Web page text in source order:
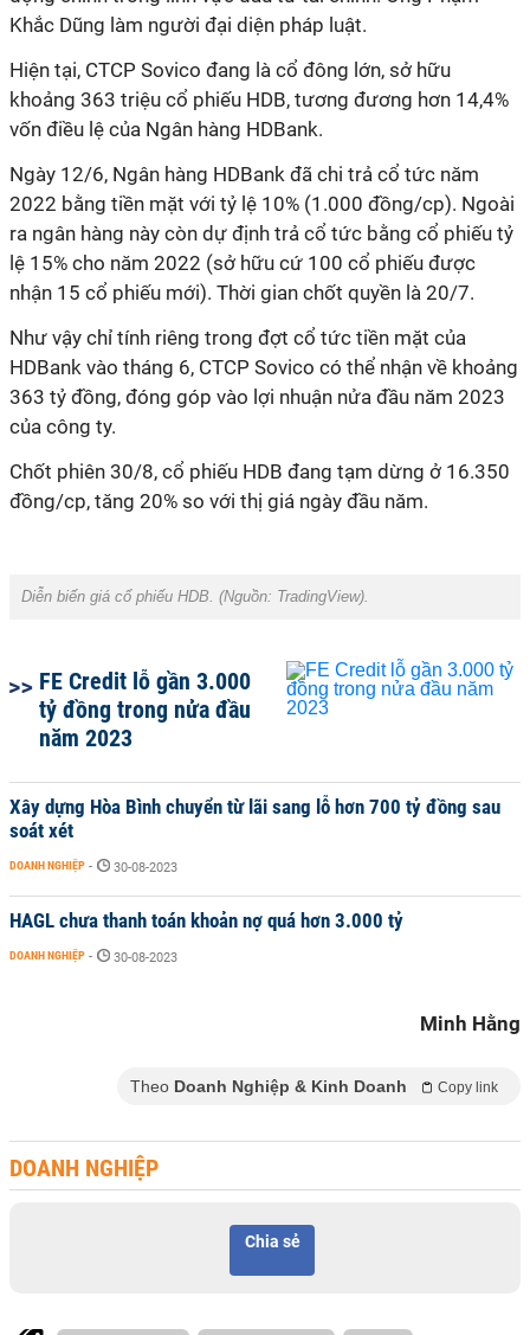
Khắc Dũng làm người đại diện pháp luật.
Hiện tại, CTCP Sovico đang là cổ đông lớn, sở hữu
khoảng 363 triệu cổ phiếu HDB, tương đương hơn 14,4%
vốn điều lệ của Ngân hàng HDBank.
Ngày 12/6, Ngân hàng HDBank đã chi trả cổ tức năm
2022 bằng tiền mặt với tỷ lệ 10% (1.000 đồng/cp). Ngoài
ra ngân hàng này còn dự định trả cổ tức bằng cổ phiếu tỷ
lệ 15% cho năm 2022 (sở hữu cứ 100 cổ phiếu được
nhận 15 cổ phiếu mới). Thời gian chốt quyền là 20/7.
Như vậy chỉ tính riêng trong đợt cổ tức tiền mặt của
HDBank vào tháng 6, CTCP Sovico có thể nhận về khoảng
363 tỷ đồng, đóng góp vào lợi nhuận nửa đầu năm 2023
của công ty.
Chốt phiên 30/8, cổ phiếu HDB đang tạm dừng ở 16.350
đồng/cp, tăng 20% so với thị giá ngày đầu năm.
Diễn biến giá cổ phiếu HDB. (Nguồn: TradingView).
FE Credit lỗ gần 3.000
tỷ đồng trong nửa đầu
năm 2023
Xây dựng Hòa Bình chuyển từ lãi sang lỗ hơn 700 tỷ đồng sau
soát xét
DOANH NGHIỆP - 30-08-2023
HAGL chưa thanh toán khoản nợ quá hơn 3.000 tỷ
DOANH NGHIỆP - 30-08-2023
Minh Hằng
Theo Doanh Nghiệp & Kinh Doanh Copy link
DOANH NGHIỆP
Chia sẻ